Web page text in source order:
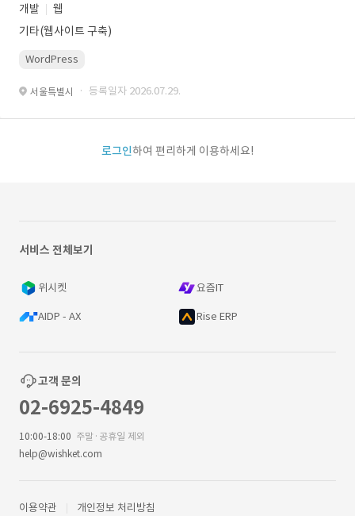
개발
웹
기타(웹사이트 구축)
WordPress
서울특별시 · 등록일자 2026.07.29.
로그인하여 편리하게 이용하세요!
서비스 전체보기
위시켓 요즘IT
AIDP - AX Rise ERP
고객 문의
02-6925-4849
10:00-18:00 주말·공휴일 제외
help@wishket.com
이용약관 개인정보 처리방침